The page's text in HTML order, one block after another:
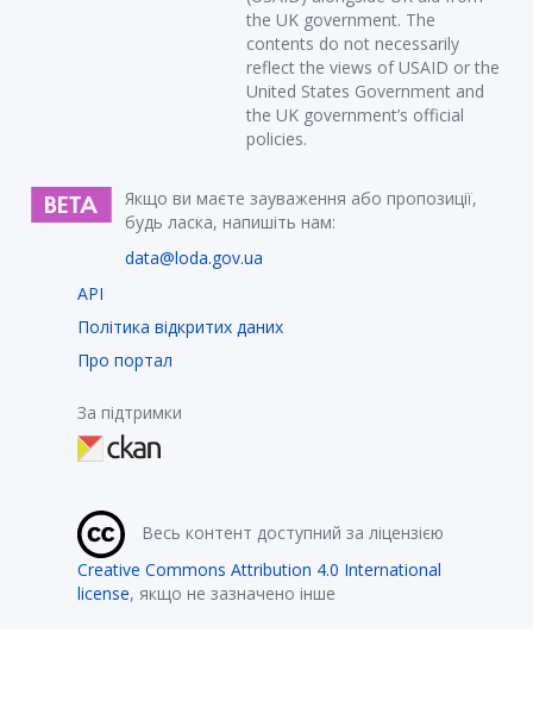
the UK government. The
contents do not necessarily
reflect the views of USAID or the
United States Government and
the UK government’s official
policies.
Якщо ви маєте зауваження або пропозиції,
будь ласка, напишіть нам:
data@loda.gov.ua
API
Політика відкритих даних
Про портал
За підтримки
Весь контент доступний за ліцензією
Creative Commons Attribution 4.0 International
license, якщо не зазначено інше